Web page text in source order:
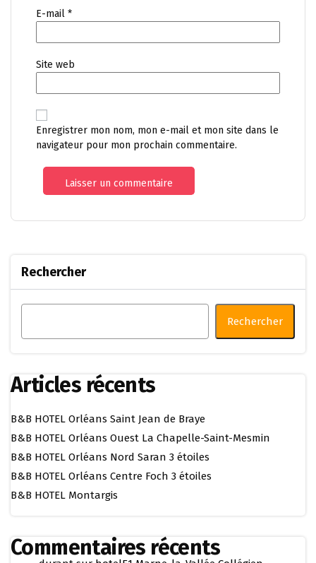
E-mail *
Site web
Enregistrer mon nom, mon e-mail et mon site dans le
navigateur pour mon prochain commentaire.
Rechercher
Rechercher
Articles récents
B&B HOTEL Orléans Saint Jean de Braye
B&B HOTEL Orléans Ouest La Chapelle-Saint-Mesmin
B&B HOTEL Orléans Nord Saran 3 étoiles
B&B HOTEL Orléans Centre Foch 3 étoiles
B&B HOTEL Montargis
Commentaires récents